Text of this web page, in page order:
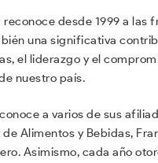
reconoce desde 1999 a
una significativa
el liderazgo y el
nuestro país.
a varios de sus
Alimentos y Bebidas,
Asimismo, cada año